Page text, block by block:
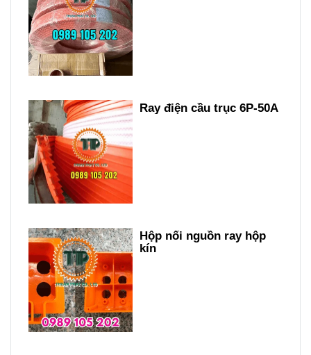
Ray điện cầu trục 6P-50A
Hộp nối nguồn ray hộp
kín